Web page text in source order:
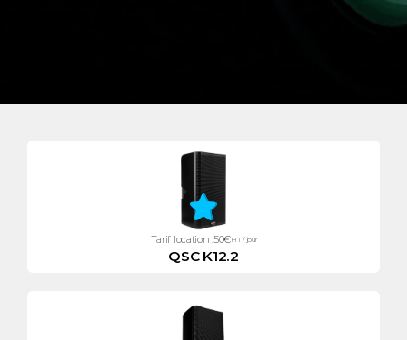
Tarif location :50€HT / jour
QSC K12.2